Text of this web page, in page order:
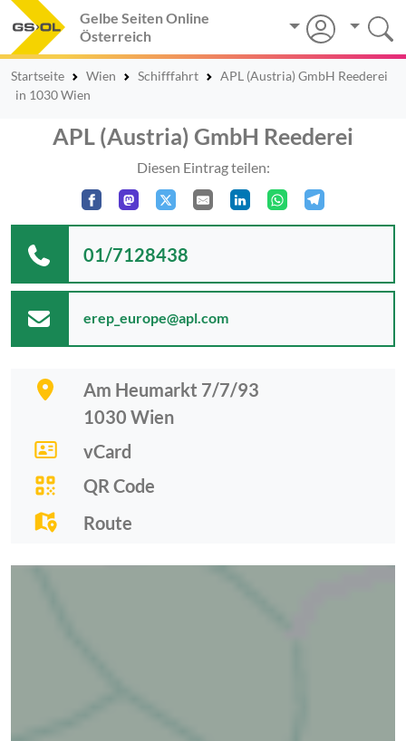
Gelbe Seiten Online
Österreich
Startseite Wien Schifffahrt
APL (Austria) GmbH Reederei
in 1030 Wien
APL (Austria) GmbH Reederei
Diesen Eintrag teilen:
Am Heumarkt 7/7/93
1030 Wien
vCard
QR Code
Route
01/7128438
erep_europe@apl.com